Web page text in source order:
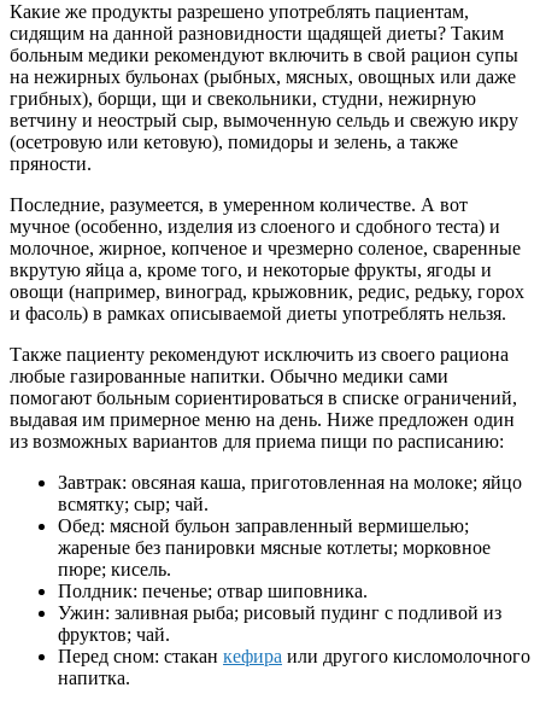
Какие же продукты разрешено употреблять пациентам,
сидящим на данной разновидности щадящей диеты? Таким
больным медики рекомендуют включить в свой рацион супы
на нежирных бульонах (рыбных, мясных, овощных или даже
грибных), борщи, щи и свекольники, студни, нежирную
ветчину и неострый сыр, вымоченную сельдь и свежую икру
(осетровую или кетовую), помидоры и зелень, а также
пряности.
Последние, разумеется, в умеренном количестве. А вот
мучное (особенно, изделия из слоеного и сдобного теста) и
молочное, жирное, копченое и чрезмерно соленое, сваренные
вкрутую яйца а, кроме того, и некоторые фрукты, ягоды и
овощи (например, виноград, крыжовник, редис, редьку, горох
и фасоль) в рамках описываемой диеты употреблять нельзя.
Также пациенту рекомендуют исключить из своего рациона
любые газированные напитки. Обычно медики сами
помогают больным сориентироваться в списке ограничений,
выдавая им примерное меню на день. Ниже предложен один
из возможных вариантов для приема пищи по расписанию:
Завтрак: овсяная каша, приготовленная на молоке; яйцо
всмятку; сыр; чай.
Обед: мясной бульон заправленный вермишелью;
жареные без панировки мясные котлеты; морковное
пюре; кисель.
Полдник: печенье; отвар шиповника.
Ужин: заливная рыба; рисовый пудинг с подливой из
фруктов; чай.
Перед сном: стакан кефира или другого кисломолочного
напитка.